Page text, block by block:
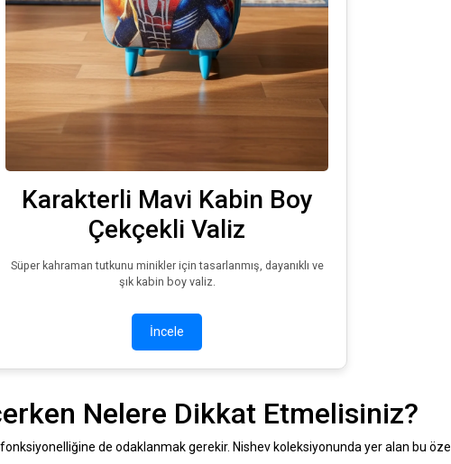
Karakterli Mavi Kabin Boy
Çekçekli Valiz
Süper kahraman tutkunu minikler için tasarlanmış, dayanıklı ve
şık kabin boy valiz.
İncele
Nelere Dikkat Etmelisiniz?
fonksiyonelliğine de odaklanmak gerekir. Nishev koleksiyonunda yer alan bu